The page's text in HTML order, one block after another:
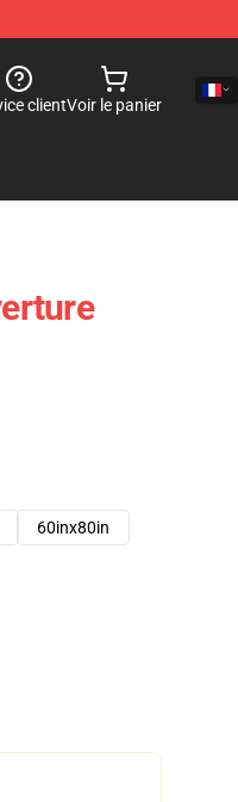
clientVoir le panier
60inx80in